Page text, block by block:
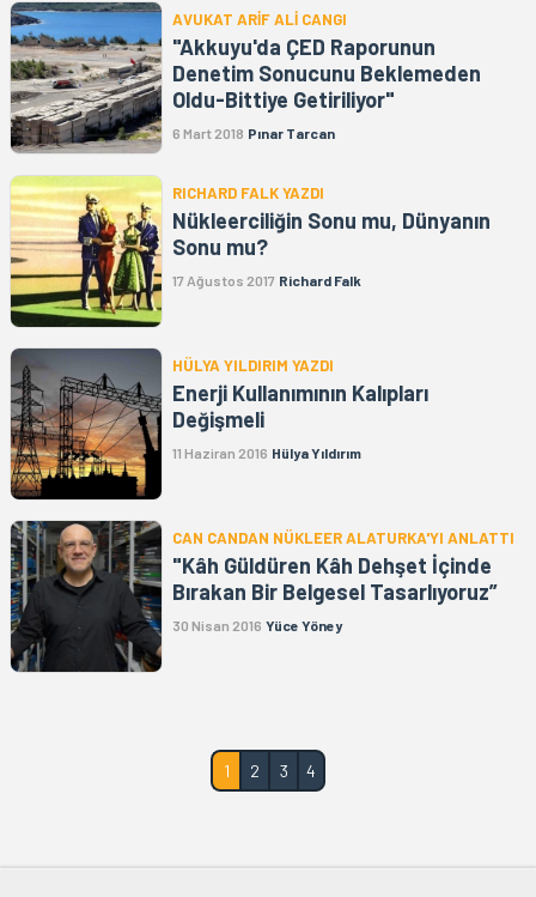
AVUKAT ARİF ALİ CANGI
"Akkuyu'da ÇED Raporunun
Denetim Sonucunu Beklemeden
Oldu-Bittiye Getiriliyor"
6 Mart 2018 Pınar Tarcan
RICHARD FALK YAZDI
Nükleerciliğin Sonu mu, Dünyanın
Sonu mu?
17 Ağustos 2017 Richard Falk
HÜLYA YILDIRIM YAZDI
Enerji Kullanımının Kalıpları
Değişmeli
11 Haziran 2016 Hülya Yıldırım
CAN CANDAN NÜKLEER ALATURKA'YI ANLATTI
"Kâh Güldüren Kâh Dehşet İçinde
Bırakan Bir Belgesel Tasarlıyoruz”
30 Nisan 2016 Yüce Yöney
1 2 3 4